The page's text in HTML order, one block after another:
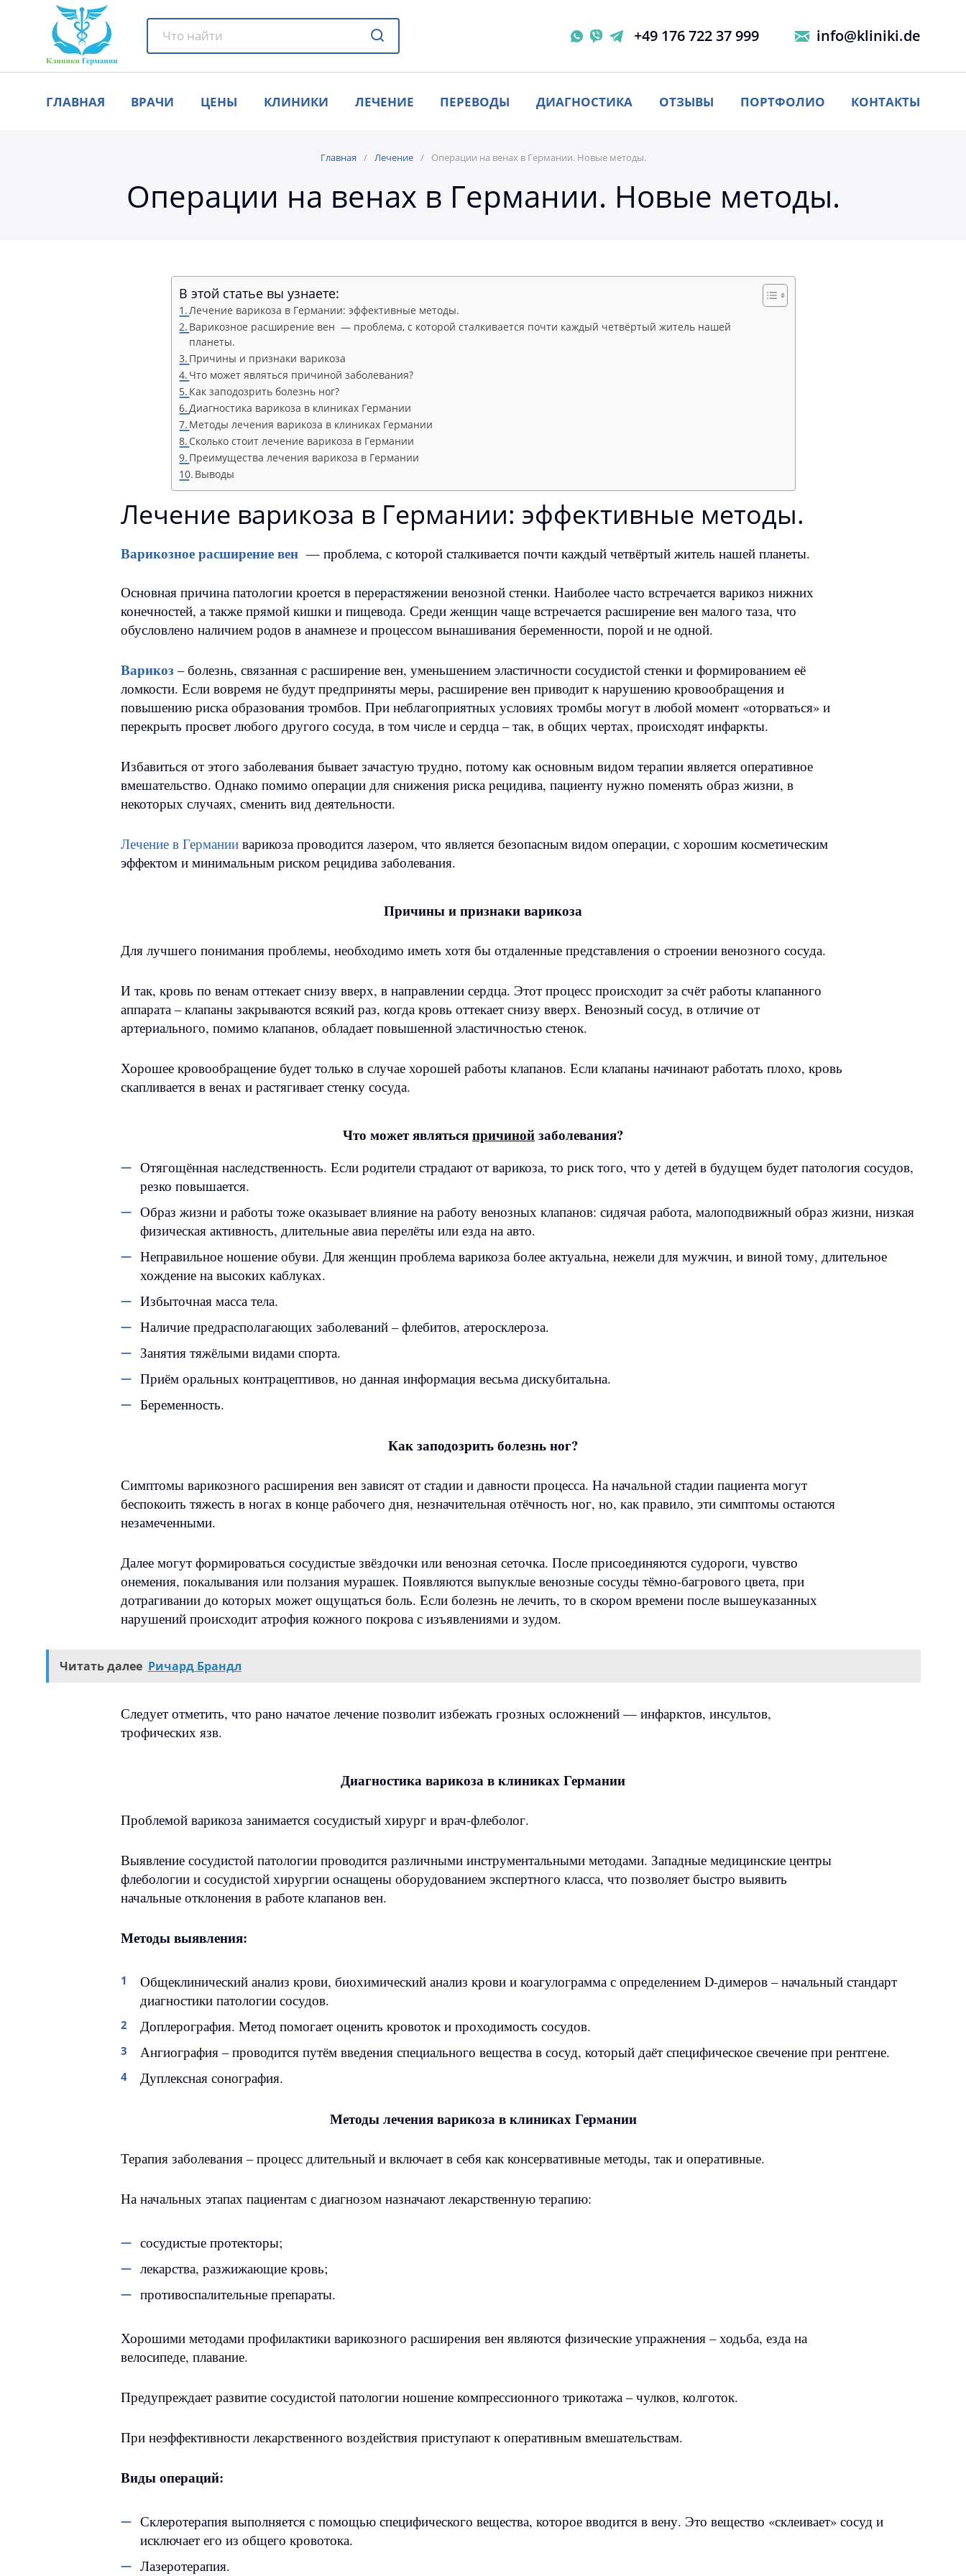
+49 176 722 37 999 info@kliniki.de
ГЛАВНАЯ ВРАЧИ ЦЕНЫ КЛИНИКИ ЛЕЧЕНИЕ ПЕРЕВОДЫ ДИАГНОСТИКА ОТЗЫВЫ ПОРТФОЛИО КОНТАКТЫ
Главная Лечение Операции на венах в Германии. Новые методы.
Операции на венах в Германии. Новые методы.
В этой статье вы узнаете:
Лечение варикоза в Германии: эффективные методы.
Варикозное расширение вен — проблема, с которой сталкивается почти каждый четвёртый житель нашей
планеты.
Причины и признаки варикоза
Что может являться причиной заболевания?
Как заподозрить болезнь ног?
Диагностика варикоза в клиниках Германии
Методы лечения варикоза в клиниках Германии
Сколько стоит лечение варикоза в Германии
Преимущества лечения варикоза в Германии
Выводы
Лечение варикоза в Германии: эффективные методы.
Варикозное расширение вен— проблема, с которой сталкивается почти каждый четвёртый житель нашей планеты.
Основная причина патологии кроется в перерастяжении венозной стенки. Наиболее часто встречается варикоз нижних
конечностей, а также прямой кишки и пищевода. Среди женщин чаще встречается расширение вен малого таза, что
обусловлено наличием родов в анамнезе и процессом вынашивания беременности, порой и не одной.
Варикоз– болезнь, связанная с расширение вен, уменьшением эластичности сосудистой стенки и формированием её
ломкости. Если вовремя не будут предприняты меры, расширение вен приводит к нарушению кровообращения и
повышению риска образования тромбов. При неблагоприятных условиях тромбы могут в любой момент «оторваться» и
перекрыть просвет любого другого сосуда, в том числе и сердца – так, в общих чертах, происходят инфаркты.
Избавиться от этого заболевания бывает зачастую трудно, потому как основным видом терапии является оперативное
вмешательство. Однако помимо операции для снижения риска рецидива, пациенту нужно поменять образ жизни, в
некоторых случаях, сменить вид деятельности.
Лечение в Германииварикоза проводится лазером, что является безопасным видом операции, с хорошим косметическим
эффектом и минимальным риском рецидива заболевания.
Причины и признаки варикоза
Для лучшего понимания проблемы, необходимо иметь хотя бы отдаленные представления о строении венозного сосуда.
И так, кровь по венам оттекает снизу вверх, в направлении сердца. Этот процесс происходит за счёт работы клапанного
аппарата – клапаны закрываются всякий раз, когда кровь оттекает снизу вверх. Венозный сосуд, в отличие от
артериального, помимо клапанов, обладает повышенной эластичностью стенок.
Хорошее кровообращение будет только в случае хорошей работы клапанов. Если клапаны начинают работать плохо, кровь
скапливается в венах и растягивает стенку сосуда.
Что может являтьсяпричинойзаболевания?
Отягощённая наследственность. Если родители страдают от варикоза, то риск того, что у детей в будущем будет патология сосудов,
резко повышается.
Образ жизни и работы тоже оказывает влияние на работу венозных клапанов: сидячая работа, малоподвижный образ жизни, низкая
физическая активность, длительные авиа перелёты или езда на авто.
Неправильное ношение обуви. Для женщин проблема варикоза более актуальна, нежели для мужчин, и виной тому, длительное
хождение на высоких каблуках.
Избыточная масса тела.
Наличие предрасполагающих заболеваний – флебитов, атеросклероза.
Занятия тяжёлыми видами спорта.
Приём оральных контрацептивов, но данная информация весьма дискубитальна.
Беременность.
Как заподозрить болезнь ног?
Симптомы варикозного расширения вен зависят от стадии и давности процесса. На начальной стадии пациента могут
беспокоить тяжесть в ногах в конце рабочего дня, незначительная отёчность ног, но, как правило, эти симптомы остаются
незамеченными.
Далее могут формироваться сосудистые звёздочки или венозная сеточка. После присоединяются судороги, чувство
онемения, покалывания или ползания мурашек. Появляются выпуклые венозные сосуды тёмно-багрового цвета, при
дотрагивании до которых может ощущаться боль. Если болезнь не лечить, то в скором времени после вышеуказанных
нарушений происходит атрофия кожного покрова с изъявлениями и зудом.
Читать далее Ричард Брандл
Следует отметить, что рано начатое лечение позволит избежать грозных осложнений — инфарктов, инсультов,
трофических язв.
Диагностика варикоза в клиниках Германии
Проблемой варикоза занимается сосудистый хирург и врач-флеболог.
Выявление сосудистой патологии проводится различными инструментальными методами. Западные медицинские центры
флебологии и сосудистой хирургии оснащены оборудованием экспертного класса, что позволяет быстро выявить
начальные отклонения в работе клапанов вен.
Методы выявления:
Общеклинический анализ крови, биохимический анализ крови и коагулограмма с определением D-димеров – начальный стандарт
диагностики патологии сосудов.
Доплерография. Метод помогает оценить кровоток и проходимость сосудов.
Ангиография – проводится путём введения специального вещества в сосуд, который даёт специфическое свечение при рентгене.
Дуплексная сонография.
Методы лечения варикоза в клиниках Германии
Терапия заболевания – процесс длительный и включает в себя как консервативные методы, так и оперативные.
На начальных этапах пациентам с диагнозом назначают лекарственную терапию:
сосудистые протекторы;
лекарства, разжижающие кровь;
противоспалительные препараты.
Хорошими методами профилактики варикозного расширения вен являются физические упражнения – ходьба, езда на
велосипеде, плавание.
Предупреждает развитие сосудистой патологии ношение компрессионного трикотажа – чулков, колготок.
При неэффективности лекарственного воздействия приступают к оперативным вмешательствам.
Виды операций:
Склеротерапия выполняется с помощью специфического вещества, которое вводится в вену. Это вещество «склеивает» сосуд и
исключает его из общего кровотока.
Лазеротерапия.